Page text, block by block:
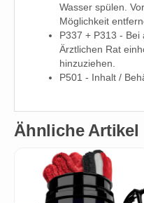
Wasser spülen.
Möglichkeit
P337 + P313 - Bei
Ärztlichen Rat
hinzuziehen.
P501 - Inhalt /
Ähnliche Artikel